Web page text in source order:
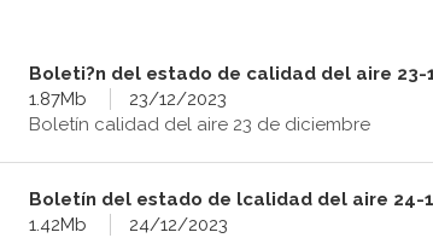
Boleti?n del estado de calidad del aire 23-
1.87Mb
23/12/2023
Boletín calidad del aire 23 de diciembre
Boletín del estado de lcalidad del aire 24-
1.42Mb
24/12/2023